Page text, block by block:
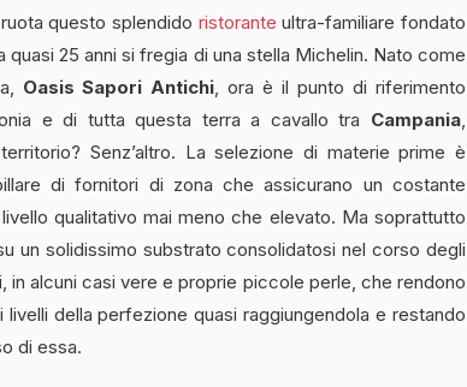
questo splendido ristorante ultra-familiare fondato
quasi 25 anni si fregia di una stella Michelin. Nato come
Oasis Sapori Antichi, ora è il punto di riferimento
e di tutta questa terra a cavallo tra Campania,
Senz’altro. La selezione di materie prime è
di fornitori di zona che assicurano un costante
qualitativo mai meno che elevato. Ma soprattutto
un solidissimo substrato consolidatosi nel corso degli
in alcuni casi vere e proprie piccole perle, che rendono
della perfezione quasi raggiungendola e restando
di essa.